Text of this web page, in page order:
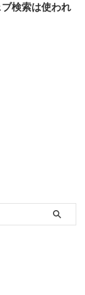
検索は使われ